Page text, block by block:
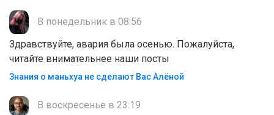
В понедельник в 08:56
Здравствуйте, авария была осенью. Пожалуйста,
читайте внимательнее наши посты
Знания о маньхуа не сделают Вас Алëной
В воскресенье в 23:19